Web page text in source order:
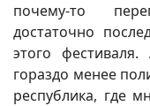
почему-то
достаточно
этого
гораздо менее
республика, где